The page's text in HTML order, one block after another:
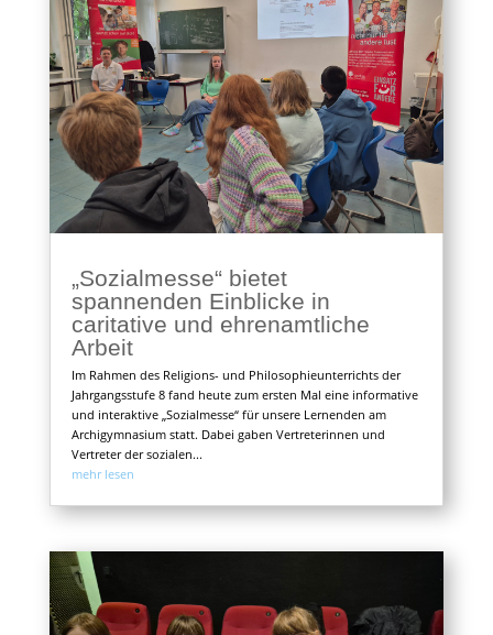
„Sozialmesse“ bietet
spannenden Einblicke in
caritative und ehrenamtliche
Arbeit
Im Rahmen des Religions- und Philosophieunterrichts der
Jahrgangsstufe 8 fand heute zum ersten Mal eine informative
und interaktive „Sozialmesse“ für unsere Lernenden am
Archigymnasium statt. Dabei gaben Vertreterinnen und
Vertreter der sozialen...
mehr lesen